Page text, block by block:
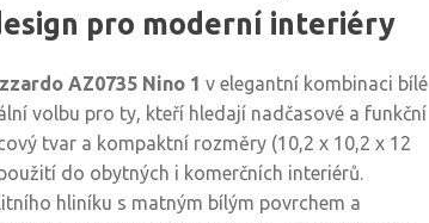
pro moderní interiéry
AZ0735 Nino 1 v elegantní kombinaci bílé
volbu pro ty, kteří hledají nadčasové a funkční
tvar a kompaktní rozměry (10,2 x 10,2 x 12
do obytných i komerčních interiérů.
hliníku s matným bílým povrchem a